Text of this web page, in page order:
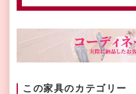
この家具のカテゴリー